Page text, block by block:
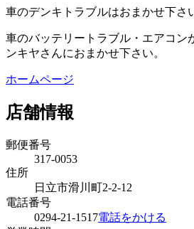
車のデンキトラブルはおまかせ下さ
車のバッテリートラブル・エアコン
ンキヤさんにおまかせ下さい。
ホームページ
店舗情報
郵便番号
317-0053
住所
日立市滑川町2-2-12
電話番号
0294-21-1517電話をかける